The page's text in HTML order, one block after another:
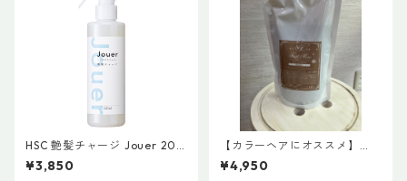
HSC 艶髪チャージ Jouer 200
mL ＆ HSC 艶髪チャージ M
ou 200mL
¥3,850
【カラーヘアにオススメ】
【お得サイズ】ファーストモ
ア モイスチャーシャンプー
¥4,950